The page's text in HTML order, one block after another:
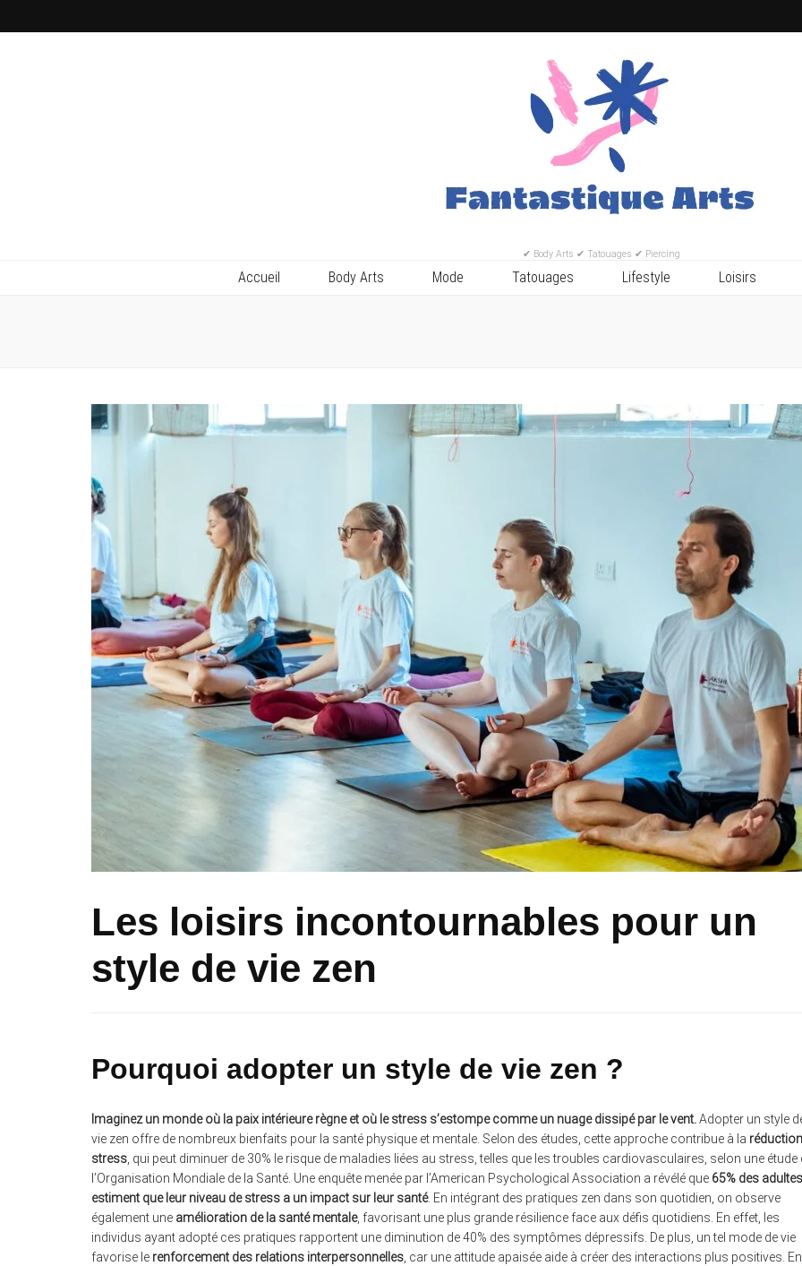
✔ Body Arts ✔ Tatouages ✔ Piercing
Accueil Body Arts Mode Tatouages Lifestyle Loisirs
Les loisirs incontournables pour un
style de vie zen
Pourquoi adopter un style de vie zen ?
Imaginez un monde où la paix intérieure règne et où le stress s’estompe comme un nuage dissipé par le vent.Adopter un style
vie zen offre de nombreux bienfaits pour la santé physique et mentale. Selon des études, cette approche contribue à la
stress, qui peut diminuer de 30% le risque de maladies liées au stress, telles que les troubles cardiovasculaires, selon une étude
l’Organisation Mondiale de la Santé. Une enquête menée par l’American Psychological Association a révélé que 65% des adultes
estiment que leur niveau de stress a un impact sur leur santé. En intégrant des pratiques zen dans son quotidien, on observe
également une amélioration de la santé mentale, favorisant une plus grande résilience face aux défis quotidiens. En effet, les
individus ayant adopté ces pratiques rapportent une diminution de 40% des symptômes dépressifs. De plus, un tel mode de vie
favorise le renforcement des relations interpersonnelles, car une attitude apaisée aide à créer des interactions plus positives. En